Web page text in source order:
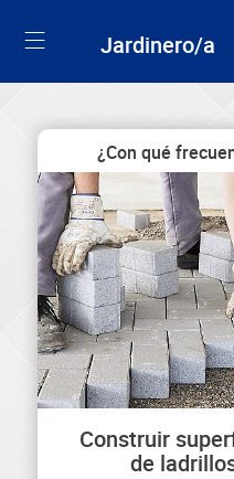
Jardinero/a
¿Con qué
Construir
de